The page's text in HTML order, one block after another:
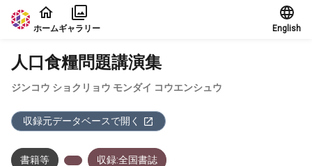
本文に飛ぶ
ホームギャラリー English
人口食糧問題講演集
ジンコウ ショクリョウ モンダイ コウエンシュウ
収録元データベースで開く
書籍等 収録:全国書誌